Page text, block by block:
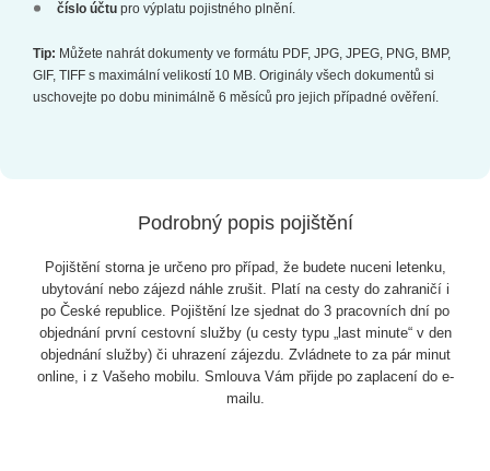
číslo účtu pro výplatu pojistného plnění.
Tip: Můžete nahrát dokumenty ve formátu PDF, JPG, JPEG, PNG, BMP,
GIF, TIFF s maximální velikostí 10 MB. Originály všech dokumentů si
uschovejte po dobu minimálně 6 měsíců pro jejich případné ověření.
Podrobný popis pojištění
Pojištění storna je určeno pro případ, že budete nuceni letenku,
ubytování nebo zájezd náhle zrušit. Platí na cesty do zahraničí i
po České republice. Pojištění lze sjednat do 3 pracovních dní po
objednání první cestovní služby (u cesty typu „last minute“ v den
objednání služby) či uhrazení zájezdu. Zvládnete to za pár minut
online, i z Vašeho mobilu. Smlouva Vám přijde po zaplacení do e-
mailu.